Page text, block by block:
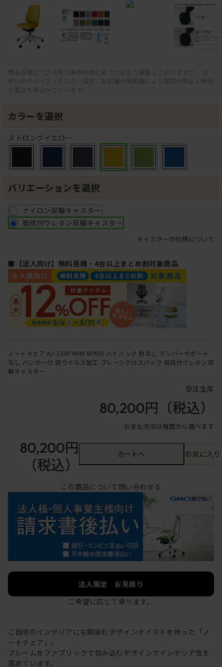
商品写真はできる限り実物の色に近づけるよう徹底しておりますが、 お
使いのデバイス・モニター設定、お部屋の照明等により実際の商品と色味
が異なる場合がございます。
カラーを選択
ストロングイエロー
バリエーションを選択
ナイロン双輪キャスター
抵抗付ウレタン双輪キャスター
キャスターの仕様について
■【法人向け】無料見積・4台以上まとめ割対象商品
ノートチェア KJ-130PVHM-W9U5 ハイバック 肘なし ランバーサポート
なし ハンガー付 抗ウイルス加工 プレーンクロスバック 抵抗付ウレタン双
輪キャスター
受注生産
80,200円 （税込）
お支払方法は複数から選べます
80,200円
（税込）
カートへ お気に入
この商品について問い合わせる
法人限定 お見積り
ご希望に応じて承ります。
ご自宅のインテリアにも馴染むデザインテイストを持った「ノ
ートチェア」。
フレームをファブリックで包み込むデザインでインテリア性を
高めています。